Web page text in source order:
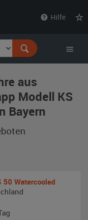
Hilfe
aus
Modell KS
Bayern
50 Watercooled